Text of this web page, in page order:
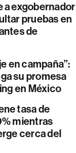
a exgobernador
pruebas en
de
en campaña”:
su promesa
en México
tasa de
mientras
cerca del